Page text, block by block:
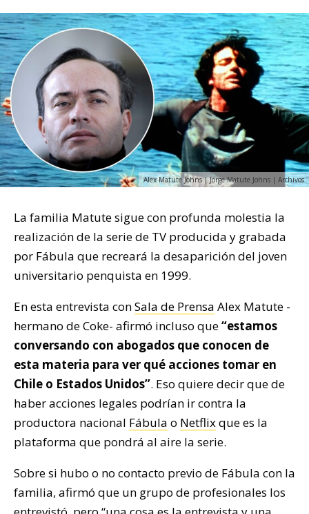
Alex Matute Johns | Jorge Matute Johns | Archivos
La familia Matute sigue con profunda molestia la
realización de la serie de TV producida y grabada
por Fábula que recreará la desaparición del joven
universitario penquista en 1999.
En esta entrevista conSala de Prensa Alex Matute -
hermano de Coke- afirmó incluso que“estamos
conversando con abogados que conocen de
esta materia para ver qué acciones tomar en
Chile o Estados Unidos”. Eso quiere decir que de
haber acciones legales podrían ir contra la
productora nacional Fábula o Netflixque es la
plataforma que pondrá al aire la serie.
Sobre si hubo o no contacto previo de Fábula con la
familia, afirmó que un grupo de profesionales los